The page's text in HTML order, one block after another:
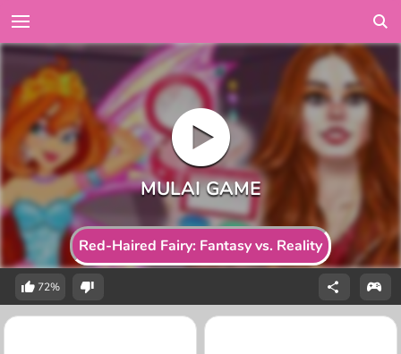
Red-Haired Fairy: Fantasy vs. Reality
72%